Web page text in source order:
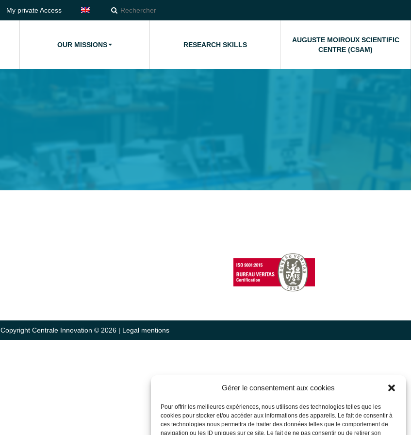
Gérer le consentement aux cookies
Pour offrir les meilleures expériences, nous utilisons des technologies telles que les
cookies pour stocker et/ou accéder aux informations des appareils. Le fait de consentir à
ces technologies nous permettra de traiter des données telles que le comportement de
navigation ou les ID uniques sur ce site. Le fait de ne pas consentir ou de retirer son
My private Access
OUR MISSIONS RESEARCH SKILLS
AUGUSTE MOIROUX SCIENTIFIC
CENTRE (CSAM)
Copyright Centrale Innovation © 2026 | Legal mentions